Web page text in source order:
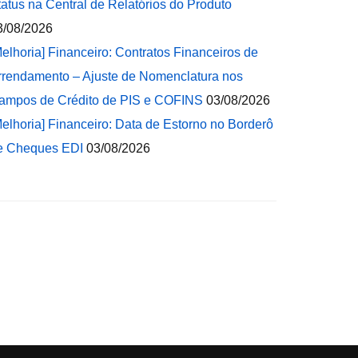
na Central de Relatórios do Produto
08/2026
Financeiro: Contratos Financeiros de
– Ajuste de Nomenclatura nos
de Crédito de PIS e COFINS 03/08/2026
Financeiro: Data de Estorno no Borderô
Cheques EDI 03/08/2026